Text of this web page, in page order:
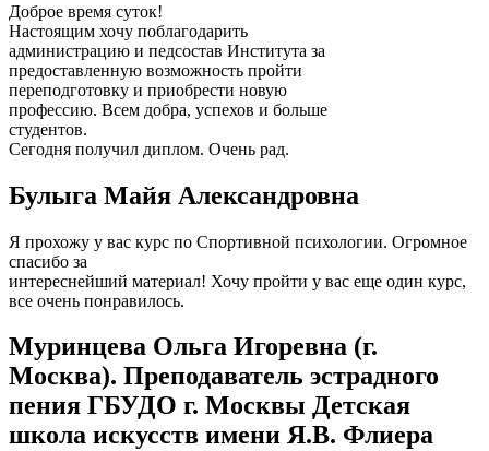
Доброе время суток!
Настоящим хочу поблагодарить
администрацию и педсостав Института за
предоставленную возможность пройти
переподготовку и приобрести новую
профессию. Всем добра, успехов и больше
студентов.
Сегодня получил диплом. Очень рад.
Булыга Майя Александровна
Я прохожу у вас курс по Спортивной психологии. Огромное
спасибо за
интереснейший материал! Хочу пройти у вас еще один курс,
все очень понравилось.
Муринцева Ольга Игоревна (г.
Москва). Преподаватель эстрадного
пения ГБУДО г. Москвы Детская
школа искусств имени Я.В. Флиера